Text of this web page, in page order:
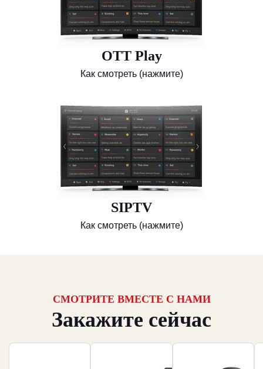
OTT Play
Как смотреть (нажмите)
SIPTV
Как смотреть (нажмите)
СМОТРИТЕ ВМЕСТЕ С НАМИ
Закажите сейчас